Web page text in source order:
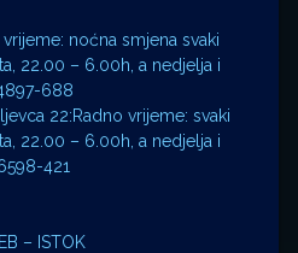
noćna smjena svaki
22.00 – 6.00h, a nedjelja i
688
22:Radno vrijeme: svaki
22.00 – 6.00h, a nedjelja i
421
– ISTOK